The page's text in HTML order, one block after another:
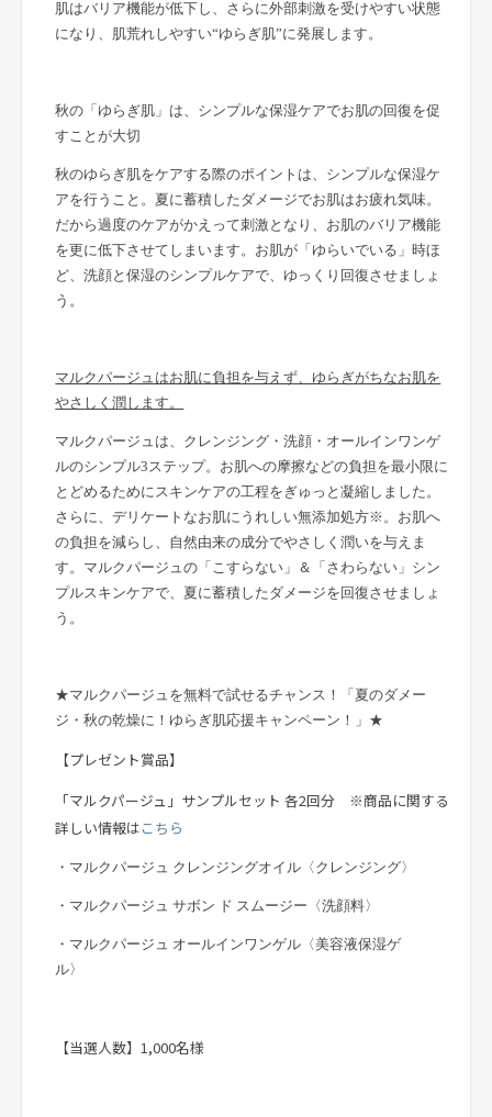
肌はバリア機能が低下し、さらに外部刺激を受けやすい状態
になり、肌荒れしやすい“ゆらぎ肌”に発展します。
秋の「ゆらぎ肌」は、シンプルな保湿ケアでお肌の回復を促
すことが大切
秋のゆらぎ肌をケアする際のポイントは、シンプルな保湿ケ
アを行うこと。夏に蓄積したダメージでお肌はお疲れ気味。
だから過度のケアがかえって刺激となり、お肌のバリア機能
を更に低下させてしまいます。お肌が「ゆらいでいる」時ほ
ど、洗顔と保湿のシンプルケアで、ゆっくり回復させましょ
う。
マルクパージュはお肌に負担を与えず、ゆらぎがちなお肌を
やさしく潤します。
マルクパージュは、クレンジング・洗顔・オールインワンゲ
ルのシンプル3ステップ。お肌への摩擦などの負担を最小限に
とどめるためにスキンケアの工程をぎゅっと凝縮しました。
さらに、デリケートなお肌にうれしい無添加処方※。お肌へ
の負担を減らし、自然由来の成分でやさしく潤いを与えま
す。マルクパージュの「こすらない」＆「さわらない」シン
プルスキンケアで、夏に蓄積したダメージを回復させましょ
う。
★マルクパージュを無料で試せるチャンス！
「夏のダメー
ジ・秋の乾燥に！ゆらぎ肌応援キャンペーン！」★
【プレゼント賞品】
「マルクパージュ」サンプルセット 各2回分 ※商品に関する
詳しい情報はこちら
・マルクパージュ クレンジングオイル〈クレンジング〉
・マルクパージュ サボン ド スムージー〈洗顔料〉
・マルクパージュ オールインワンゲル〈美容液保湿ゲ
ル〉
【当選人数】1,000名様